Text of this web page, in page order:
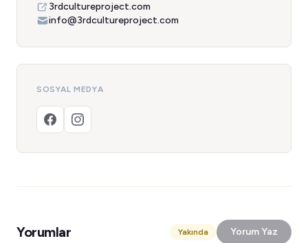
3rdcultureproject.com
info@3rdcultureproject.com
SOSYAL MEDYA
Yorumlar Yakında Yorum Yaz